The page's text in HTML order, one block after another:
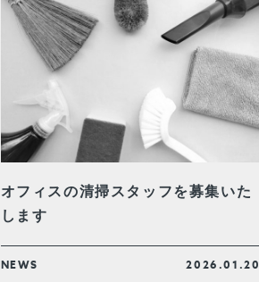
オフィスの清掃スタッフを募集いた
します
NEWS 2026.01.20